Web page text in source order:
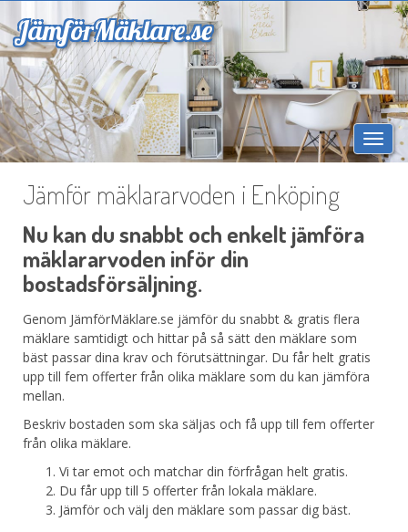
JämförMäklare.se
Jämför mäklararvoden i Enköping
Nu kan du snabbt och enkelt jämföra
mäklararvoden inför din
bostadsförsäljning.
Genom JämförMäklare.se jämför du snabbt & gratis flera
mäklare samtidigt och hittar på så sätt den mäklare som
bäst passar dina krav och förutsättningar. Du får helt gratis
upp till fem offerter från olika mäklare som du kan jämföra
mellan.
Beskriv bostaden som ska säljas och få upp till fem offerter
från olika mäklare.
Vi tar emot och matchar din förfrågan helt gratis.
Du får upp till 5 offerter från lokala mäklare.
Jämför och välj den mäklare som passar dig bäst.